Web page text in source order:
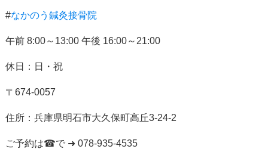
#なかのう鍼灸接骨院
午前8:00～ 13:00 午後 16:00～ 21:00
休日：日・祝
〒 674-0057
住所： 兵庫県明石市大久保町高丘3-24-2
ご予約は☎で➜ 078-935-4535